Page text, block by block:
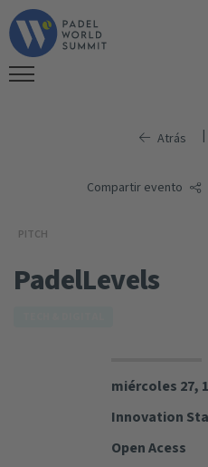
Atrás |
Compartir evento
PITCH
PadelLevels
miércoles 27,
Innovation
Open Acess